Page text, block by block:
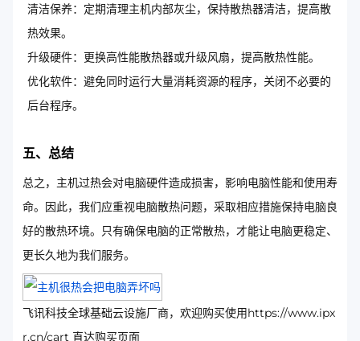
清洁保养：定期清理主机内部灰尘，保持散热器清洁，提高散
热效果。
升级硬件：更换高性能散热器或升级风扇，提高散热性能。
优化软件：避免同时运行大量消耗资源的程序，关闭不必要的
后台程序。
五、总结
总之，主机过热会对电脑硬件造成损害，影响电脑性能和使用寿
命。因此，我们应重视电脑散热问题，采取相应措施保持电脑良
好的散热环境。只有确保电脑的正常散热，才能让电脑更稳定、
更长久地为我们服务。
飞讯科技全球基础云设施厂商，欢迎购买使用https://www.ipx
r.cn/cart 直达购买页面